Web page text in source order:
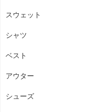
スウェット
シャツ
ベスト
アウター
シューズ